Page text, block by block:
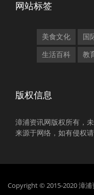
网站标签
美食文化 国
生活百科 教
版权信息
漳浦资讯网版权所有，
来源于网络，如有侵权
Copyright © 2015-2020 漳浦